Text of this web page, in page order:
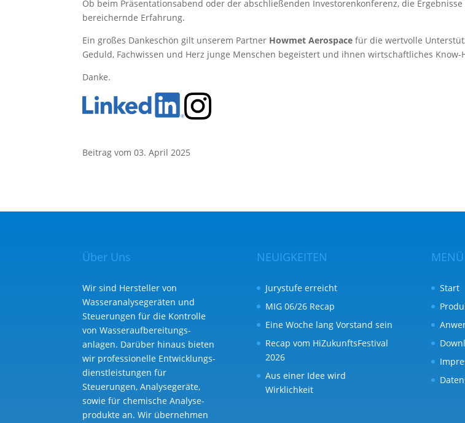
Ob beim Präsentationsabend oder der abschließenden Investorenkonferenz, die
bereichernde Erfahrung.
Ein großes Dankeschön gilt unserem Partner Howmet Aerospace für die wertvolle
Geduld, Fachwissen und Herz junge Menschen begeistert und ihnen wirtschaftliches Know-
Danke.
Beitrag vom 03. April 2025
Über Uns
Wir sind Hersteller von
Wasseranalysegeräten und
Steuerungen für die Kontrolle
von Wasser­aufbereitungs­
anlagen. Darüber hinaus bieten
wir professionelle Entwicklungs­
dienst­leistungen für
Steuerungen, Analysegeräte,
sowie für chemische Analyse­
produkte an. Wir übernehmen
NEUIGKEITEN
Jurystufe erreicht
MIG 06/26 Recap
Eine Woche lang Vorstand sein
Recap vom HiZukunftsFestival
2026
Aus einer Idee wird
Wirklichkeit
MENÜ
Start